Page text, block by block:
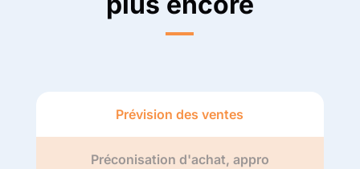
Prévision des ventes
Préconisation d'achat, appro